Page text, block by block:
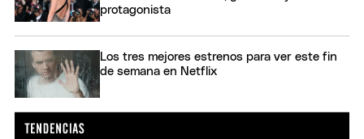
protagonista
Los tres mejores estrenos para ver este fin
de semana en Netflix